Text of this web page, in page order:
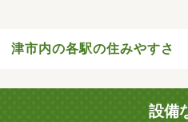
津市内の各駅の住みやすさ
設備